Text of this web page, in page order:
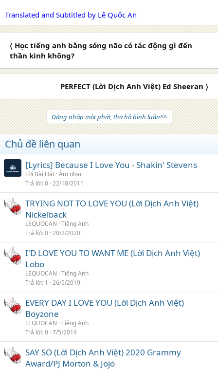
Translated and Subtitled by Lê Quốc An
〈 Học tiếng anh bằng sóng não có tác động gì đến
thần kinh không?
PERFECT (Lời Dịch Anh Việt) Ed Sheeran 〉
Đăng nhập một phát, tha hồ bình luận^^
Chủ đề liên quan
[Lyrics] Because I Love You - Shakin' Stevens
Lời Bài Hát Âm nhạc
Trả lời 0 22/10/2011
TRYING NOT TO LOVE YOU (Lời Dịch Anh Việt)
Nickelback
LEQUOCAN Tiếng Anh
Trả lời 0 20/2/2020
I'D LOVE YOU TO WANT ME (Lời Dịch Anh Việt)
Lobo
LEQUOCAN Tiếng Anh
Trả lời 1 26/5/2019
EVERY DAY I LOVE YOU (Lời Dịch Anh Việt)
Boyzone
LEQUOCAN Tiếng Anh
Trả lời 0 7/5/2019
SAY SO (Lời Dịch Anh Việt) 2020 Grammy
Award/PJ Morton & Jojo